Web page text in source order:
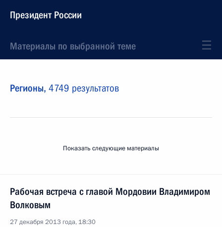
Президент России
Материалы по выбранной теме
Регионы, 4749 результатов
Показать следующие материалы
Рабочая встреча с главой Мордовии Владимиром
Волковым
27 декабря 2013 года, 18:30